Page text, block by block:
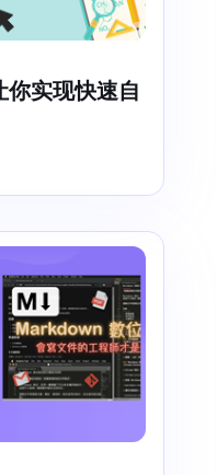
实现快速自